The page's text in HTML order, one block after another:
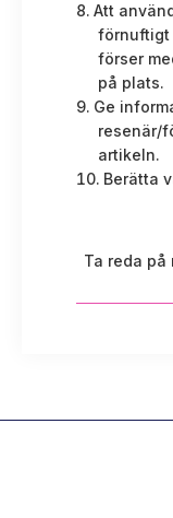
Att
förnuftigt
förser
på plats.
Ge
resenär/
artikeln.
Berätta
Ta reda på